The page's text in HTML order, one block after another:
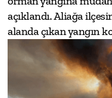
açıklandı. Aliağa
alanda çıkan yangın